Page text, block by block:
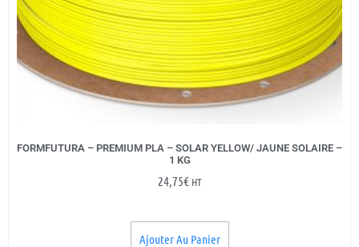
FORMFUTURA – PREMIUM PLA – SOLAR YELLOW/ JAUNE SOLAIRE –
1 KG
24,75€ HT
Ajouter Au Panier